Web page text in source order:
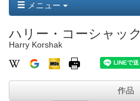
メニュー
ハリー・コーシャック
Harry Korshak
作品